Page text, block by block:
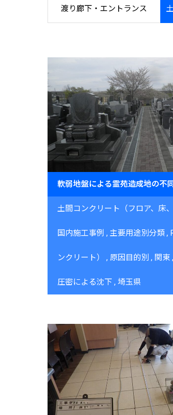
テル等）
渡り廊下・エントランス
土間コンクリート（フロア、床
国内施工事例 主要用途別分類
ンクリート） 原因目的別 関東
圧密による沈下 埼玉県